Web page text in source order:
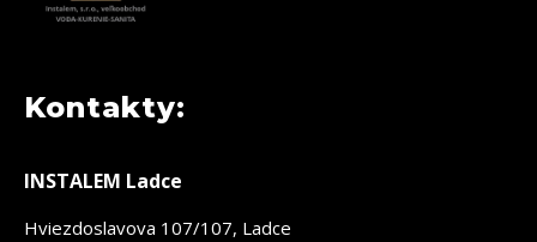
Kontakty:
INSTALEM Ladce
Hviezdoslavova 107/107, Ladce